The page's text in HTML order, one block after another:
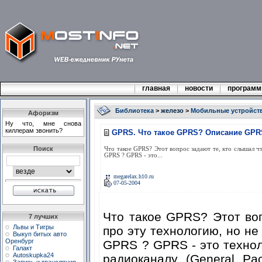
главная новости
Афоризм
Ну что, мне снова
киллерам звонить?
Поиск
7 лучших
Львы и Тигры
Выкуп битых авто
Оренбург
Галакт
Autoskupka24
Библиотека> железо> Мобильные
GPRS. Что такое GPRS? Описание
Что такое GPRS? Этот вопрос задают те, кто слышал
GPRS ? GPRS - это...
megarelax.h10.ru
07-05-2004
Что такое GPRS? Этот
про эту технологию, но
GPRS ? GPRS - это
радиоканалу (General